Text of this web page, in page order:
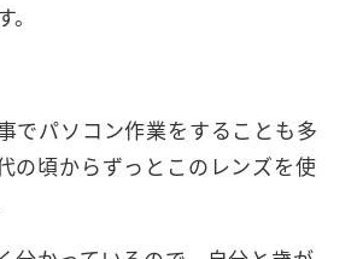
。
でパソコン作業をすることも多
の頃からずっとこのレンズを使